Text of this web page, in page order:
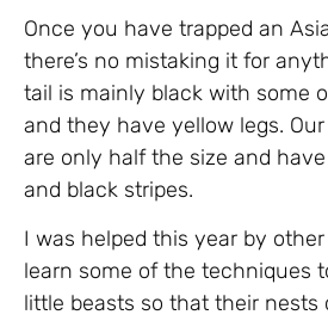
Once you have trapped an
there’s no mistaking it for
tail is mainly black with some
and they have yellow legs.
are only half the size and
and black stripes.
I was helped this year by
learn some of the techniques
little beasts so that their nests